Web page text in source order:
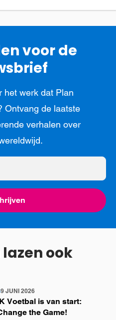
voor de
het werk dat Plan
Ontvang de laatste
verhalen over
ook
9 JUNI 2026
Voetbal is van start:
the Game!